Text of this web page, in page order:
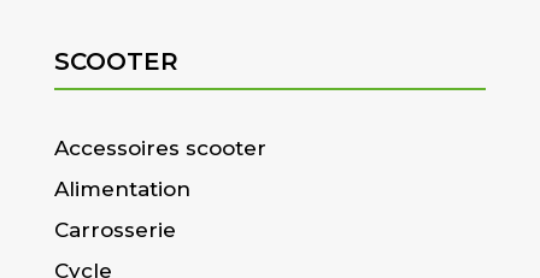
SCOOTER
Accessoires scooter
Alimentation
Carrosserie
Cycle